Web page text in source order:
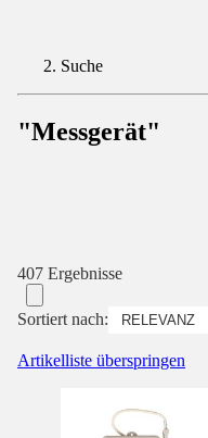
Suche
"Messgerät"
407 Ergebnisse
Sortiert nach:
Artikelliste überspringen